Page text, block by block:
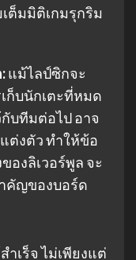
ต็มมิติเกมรุกริม
แม้ไลป์ซิกจะ
ก็บนักเตะที่หมด
บทีมต่อไป อาจ
ต่งตัว ทำให้ข้อ
องลิเวอร์พูล จะ
คัญของบอร์ด
เร็จ ไม่เพียงแต่